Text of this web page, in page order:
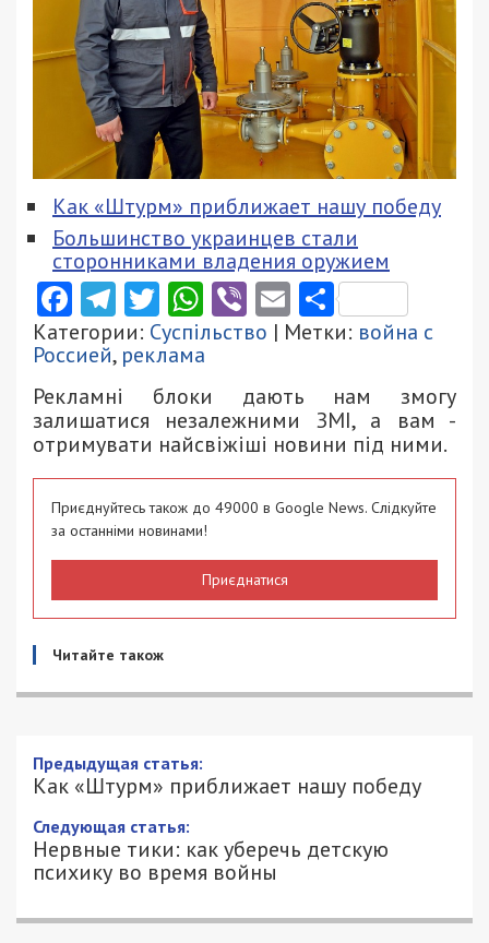
Как «Штурм» приближает нашу победу
Большинство украинцев стали
сторонниками владения оружием
Facebook
Telegram
Twitter
WhatsApp
ViberEmail
Категории: Суспільство | Метки: война с
Россией, реклама
Рекламні блоки дають нам змогу
залишатися незалежними ЗМІ, а вам -
отримувати найсвіжіші новини під ними.
Приєднуйтесь також до 49000 в Google News. Слідкуйте
за останніми новинами!
Приєднатися
Читайте також
Как «Штурм» приближает нашу победу
ЮЛИАННА КОКОШКО - СПЕЦИАЛЬНО
ДЛЯ 49000.COM.UA